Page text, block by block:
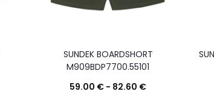
SUNDEK BOARDSHORT
M909BDP7700.55101
59.00 € - 82.60 €